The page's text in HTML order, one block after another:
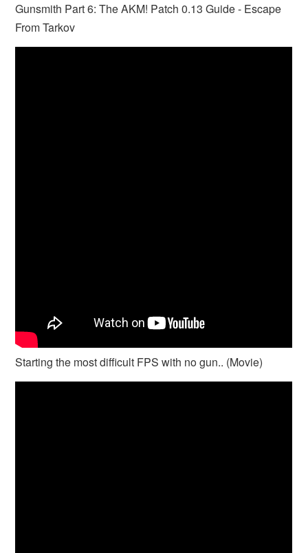
Gunsmith Part 6: The AKM! Patch 0.13 Guide - Escape
From Tarkov
Starting the most difficult FPS with no gun.. (Movie)